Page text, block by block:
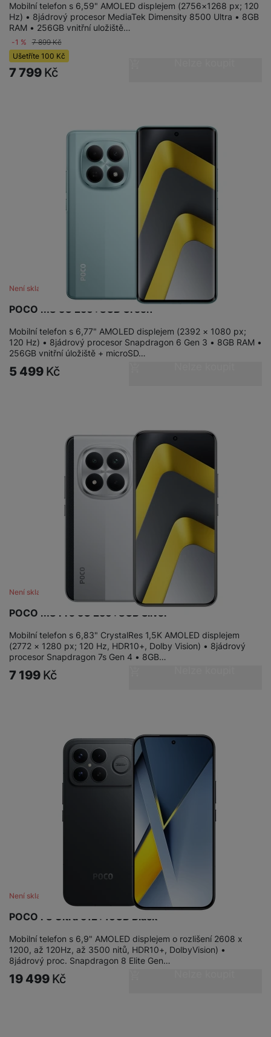
Mobilní telefon s 6,59" AMOLED displejem (2756×1268 px; 120
Hz) • 8jádrový procesor MediaTek Dimensity 8500 Ultra • 8GB
RAM • 256GB vnitřní uložiště…
-1 % 7 899Kč
Ušetříte 100 Kč
7 799 Kč
POCO M8 5G 256+8GB Green
Není skladem
Mobilní telefon s 6,77" AMOLED displejem (2392 × 1080 px;
120 Hz) • 8jádrový procesor Snapdragon 6 Gen 3 • 8GB RAM •
256GB vnitřní úložiště + microSD…
5 499 Kč
POCO M8 Pro 5G 256+8GB Silver
Není skladem
Mobilní telefon s 6,83" CrystalRes 1,5K AMOLED displejem
(2772 × 1280 px; 120 Hz, HDR10+, Dolby Vision) • 8jádrový
procesor Snapdragon 7s Gen 4 • 8GB…
7 199 Kč
POCO F8 Ultra 512+16GB Black
Není skladem
Mobilní telefon s 6,9" AMOLED displejem o rozlišení 2608 x
1200, až 120Hz, až 3500 nitů, HDR10+, DolbyVision) •
8jádrový proc. Snapdragon 8 Elite Gen…
19 499 Kč